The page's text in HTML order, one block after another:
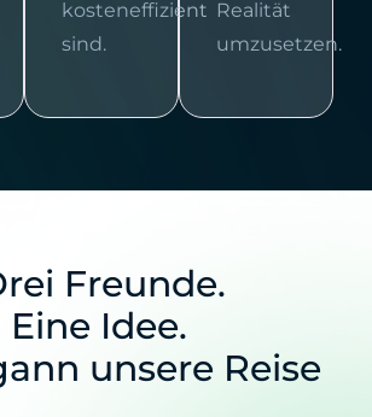
kosteneffizient
sind.
Realität
umzusetzen.
Freunde.
Eine Idee.
unsere Reise